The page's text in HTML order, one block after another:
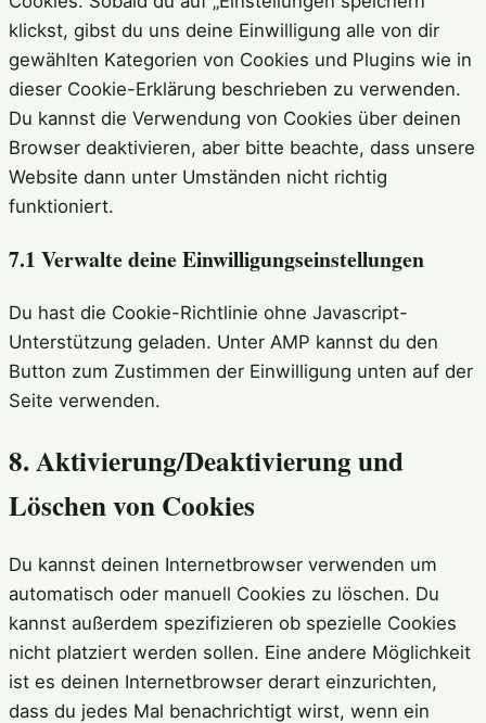
klickst, gibst du uns deine Einwilligung alle von dir
gewählten Kategorien von Cookies und Plugins wie in
dieser Cookie-Erklärung beschrieben zu verwenden.
Du kannst die Verwendung von Cookies über deinen
Browser deaktivieren, aber bitte beachte, dass unsere
Website dann unter Umständen nicht richtig
funktioniert.
7.1 Verwalte deine Einwilligungseinstellungen
Du hast die Cookie-Richtlinie ohne Javascript-
Unterstützung geladen. Unter AMP kannst du den
Button zum Zustimmen der Einwilligung unten auf der
Seite verwenden.
8. Aktivierung/Deaktivierung und
Löschen von Cookies
Du kannst deinen Internetbrowser verwenden um
automatisch oder manuell Cookies zu löschen. Du
kannst außerdem spezifizieren ob spezielle Cookies
nicht platziert werden sollen. Eine andere Möglichkeit
ist es deinen Internetbrowser derart einzurichten,
dass du jedes Mal benachrichtigt wirst, wenn ein